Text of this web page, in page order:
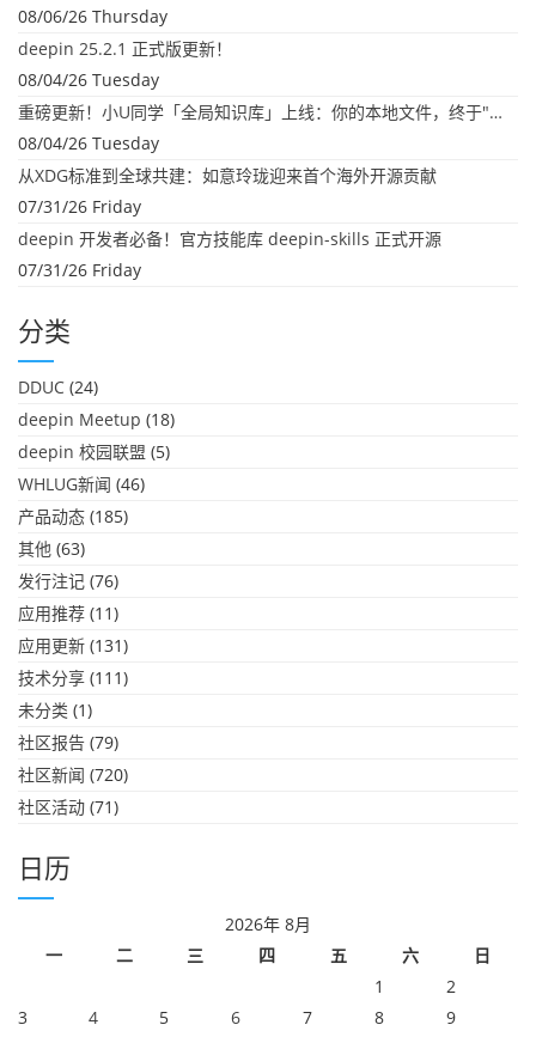
08/06/26 Thursday
deepin 25.2.1 正式版更新！
08/04/26 Tuesday
重磅更新！小U同学「全局知识库」上线：你的本地文件，终于"活"起来了
08/04/26 Tuesday
从XDG标准到全球共建：如意玲珑迎来首个海外开源贡献
07/31/26 Friday
deepin 开发者必备！官方技能库 deepin-skills 正式开源
07/31/26 Friday
分类
DDUC (24)
deepin Meetup (18)
deepin 校园联盟 (5)
WHLUG新闻 (46)
产品动态 (185)
其他 (63)
发行注记 (76)
应用推荐 (11)
应用更新 (131)
技术分享 (111)
未分类 (1)
社区报告 (79)
社区新闻 (720)
社区活动 (71)
日历
2026年 8月
一
二 三 四 五 六
日
1
2
3
4 5 6 7 8 9